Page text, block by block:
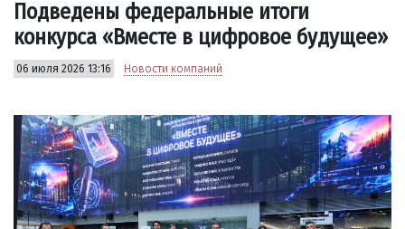
Подведены федеральные итоги
конкурса «Вместе в цифровое будущее»
06 июля 2026 13:16 Новости компаний